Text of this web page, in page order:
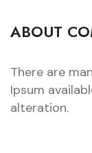
ABOUT
There are
Ipsum
alteration.